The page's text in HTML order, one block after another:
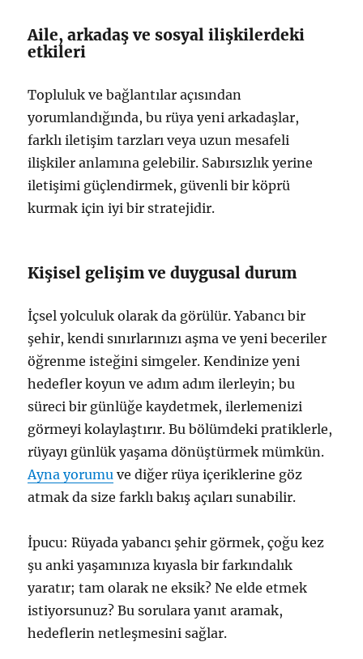
Aile, arkadaş ve sosyal ilişkilerdeki
etkileri
Topluluk ve bağlantılar açısından
yorumlandığında, bu rüya yeni arkadaşlar,
farklı iletişim tarzları veya uzun mesafeli
ilişkiler anlamına gelebilir. Sabırsızlık yerine
iletişimi güçlendirmek, güvenli bir köprü
kurmak için iyi bir stratejidir.
Kişisel gelişim ve duygusal durum
İçsel yolculuk olarak da görülür. Yabancı bir
şehir, kendi sınırlarınızı aşma ve yeni beceriler
öğrenme isteğini simgeler. Kendinize yeni
hedefler koyun ve adım adım ilerleyin; bu
süreci bir günlüğe kaydetmek, ilerlemenizi
görmeyi kolaylaştırır. Bu bölümdeki pratiklerle,
rüyayı günlük yaşama dönüştürmek mümkün.
Ayna yorumu ve diğer rüya içeriklerine göz
atmak da size farklı bakış açıları sunabilir.
İpucu: Rüyada yabancı şehir görmek, çoğu kez
şu anki yaşamınıza kıyasla bir farkındalık
yaratır; tam olarak ne eksik? Ne elde etmek
istiyorsunuz? Bu sorulara yanıt aramak,
hedeflerin netleşmesini sağlar.